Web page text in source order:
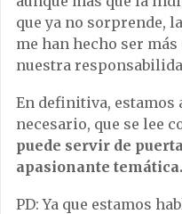
que ya no sorprende,
me han hecho ser
nuestra
En definitiva, estamos
necesario, que se lee
puede servir de
apasionante temática.
PD: Ya que estamos